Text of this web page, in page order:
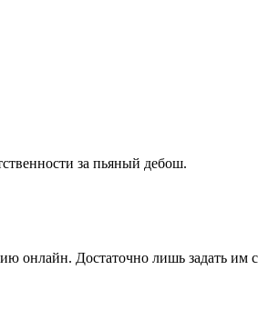
за пьяный дебош.
онлайн. Достаточно лишь задать им